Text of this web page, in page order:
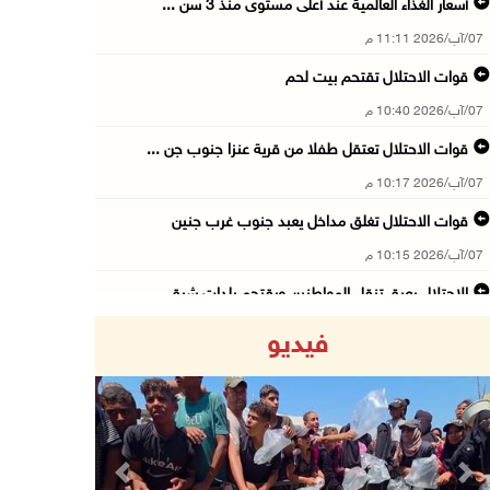
أسعار الغذاء العالمية عند أعلى مستوى منذ 3 سن ...
07/آب/2026 11:11 م
قوات الاحتلال تقتحم بيت لحم
07/آب/2026 10:40 م
قوات الاحتلال تعتقل طفلا من قرية عنزا جنوب جن ...
07/آب/2026 10:17 م
قوات الاحتلال تغلق مداخل يعبد جنوب غرب جنين
07/آب/2026 10:15 م
الاحتلال يعيق تنقل المواطنين ويقتحم بلدات شرق ...
07/آب/2026 08:48 م
نادي الأسير: تجديد أمرَ منع زيارات الأسرى إجر ...
07/آب/2026 08:24 م
فيديو
Previous Next